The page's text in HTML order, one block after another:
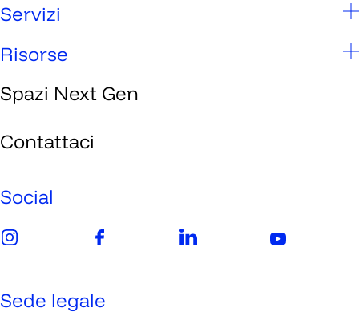
Servizi
Scuole
Studenti
Imprese
Risorse
Chi siamo
Spazi Next Gen
Contattaci
Social
Sede legale